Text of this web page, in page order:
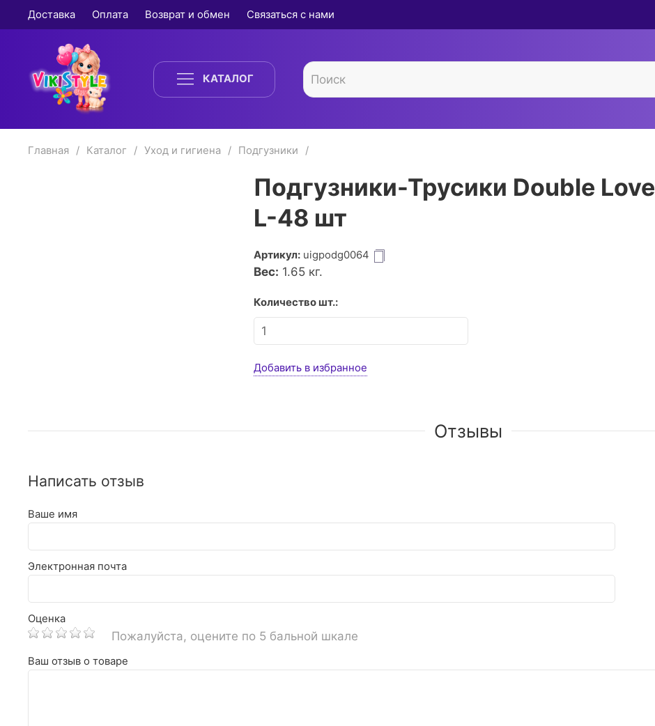
Доставка Оплата Возврат и обмен Связаться с нами
КАТАЛОГ
Главная Каталог Уход и гигиена Подгузники
Подгузники-Трусики Double Love
L-48 шт
Артикул: uigpodg0064
Вес: 1.65кг.
Количество шт.:
Добавить в избранное
Отзывы
Написать отзыв
Ваше имя
Электронная почта
Оценка
Пожалуйста, оцените по 5 бальной шкале
Ваш отзыв о товаре